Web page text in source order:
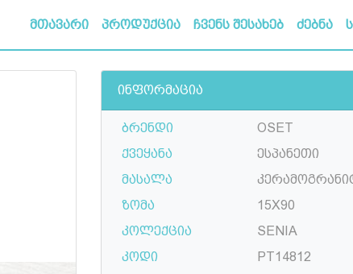
მთავარი პროდუქცია ჩვენს შესახებ ძებნა
ინფორმაცია
ბრენდი
OSET
ქვეყანა
ესპანეთი
მასალა
ზომა
15X90
კოლექცია
SENIA
კოდი
PT14812